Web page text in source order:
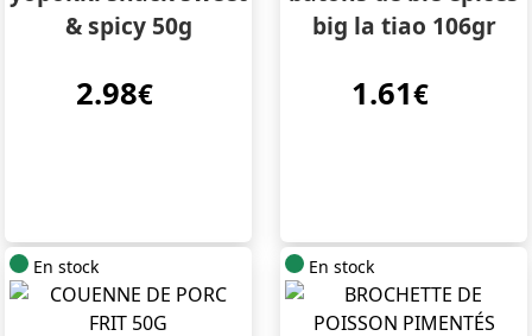
& spicy 50g
2.98€
big la tiao 106gr
1.61€
En stock En stock